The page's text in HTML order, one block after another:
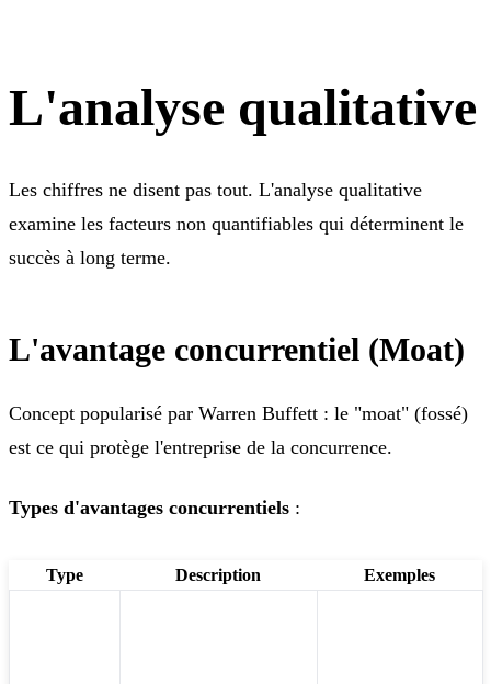
L'analyse qualitative
Les chiffres ne disent pas tout. L'analyse qualitative
examine les facteurs non quantifiables qui déterminent le
succès à long terme.
L'avantage concurrentiel (Moat)
Concept popularisé par Warren Buffett : le "moat" (fossé)
est ce qui protège l'entreprise de la concurrence.
Types d'avantages concurrentiels :
Type Description Exemples